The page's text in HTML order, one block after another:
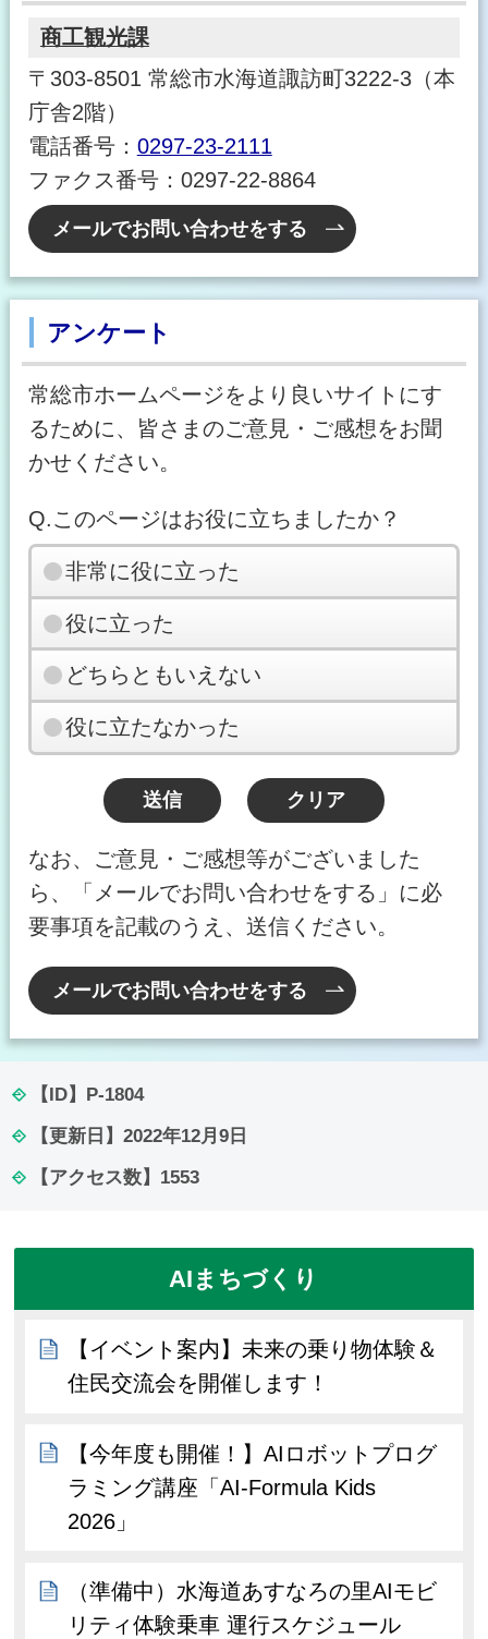
商工観光課
〒303-8501 常総市水海道諏訪町3222-3（本
庁舎2階）
電話番号： 0297-23-2111
ファクス番号：0297-22-8864
メールでお問い合わせをする
アンケート
常総市ホームページをより良いサイトにす
るために、皆さまのご意見・ご感想をお聞
かせください。
Q.このページはお役に立ちましたか？
非常に役に立った
役に立った
どちらともいえない
役に立たなかった
なお、ご意見・ご感想等がございました
ら、「メールでお問い合わせをする」に必
要事項を記載のうえ、送信ください。
メールでお問い合わせをする
【ID】 P-1804
【更新日】 2022年12月9日
【アクセス数】 1553
AIまちづくり
【イベント案内】未来の乗り物体験＆
住民交流会を開催します！
【今年度も開催！】AIロボットプログ
ラミング講座「AI-Formula Kids
2026」
（準備中）水海道あすなろの里AIモビ
リティ体験乗車 運行スケジュール